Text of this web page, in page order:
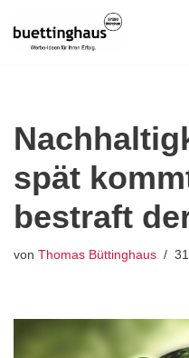
Zum
spät
bestraft
von Thomas Büttinghaus